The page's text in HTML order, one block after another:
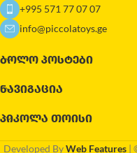
+995 571 77 07 07
info@piccolatoys.ge
ᲑᲝᲚᲝ ᲞᲝᲡᲢᲔᲑᲘ
ᲜᲐᲕᲘᲒᲐᲪᲘᲐ
ᲞᲘᲙᲝᲚᲐ ᲗᲝᲘᲡᲘ
Developed ByWeb Features |